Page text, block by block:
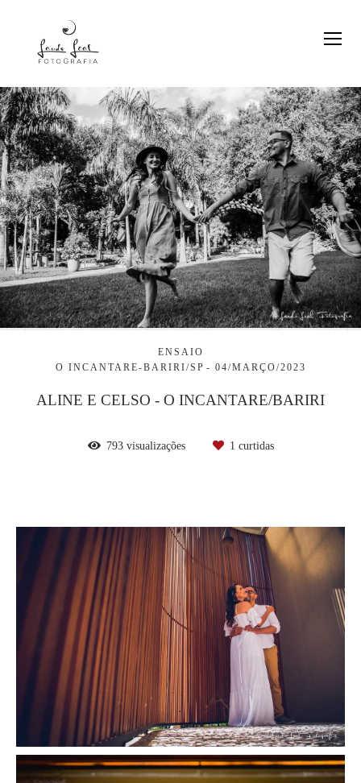
ENSAIO
O INCANTARE-BARIRI/SP
04/MARÇO/2023
ALINE E CELSO - O INCANTARE/BARIRI
793visualizações 1 curtidas